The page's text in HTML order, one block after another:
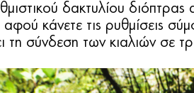
δακτυλίου
κάνετε τις ρυθμίσεις
τη σύνδεση των κιαλιών σε